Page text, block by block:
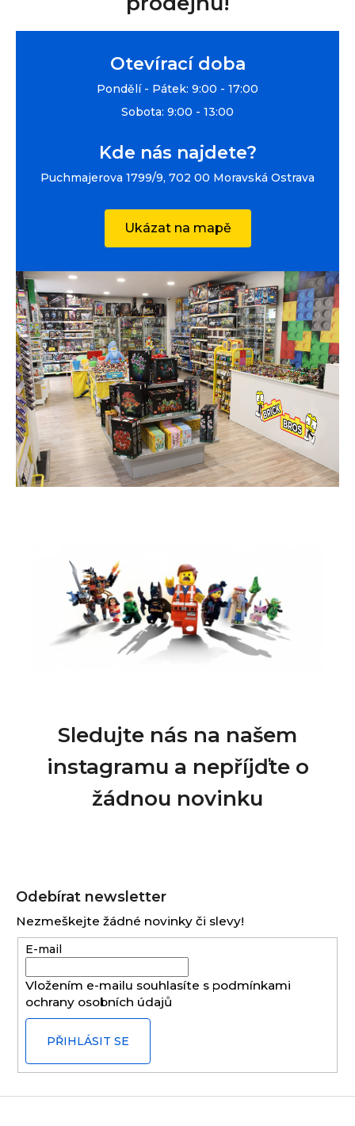
Otevírací doba
Pondělí - Pátek: 9:00 - 17:00
Sobota: 9:00 - 13:00
Kde nás najdete?
Puchmajerova 1799/9, 702 00 Moravská Ostrava
Ukázat na mapě
Sledujte nás na našem
instagramu a nepříjďte o
žádnou novinku
Odebírat newsletter
Nezmeškejte žádné novinky či slevy!
E-mail
Vložením e-mailu souhlasíte s podmínkami
ochrany osobních údajů
PŘIHLÁSIT SE